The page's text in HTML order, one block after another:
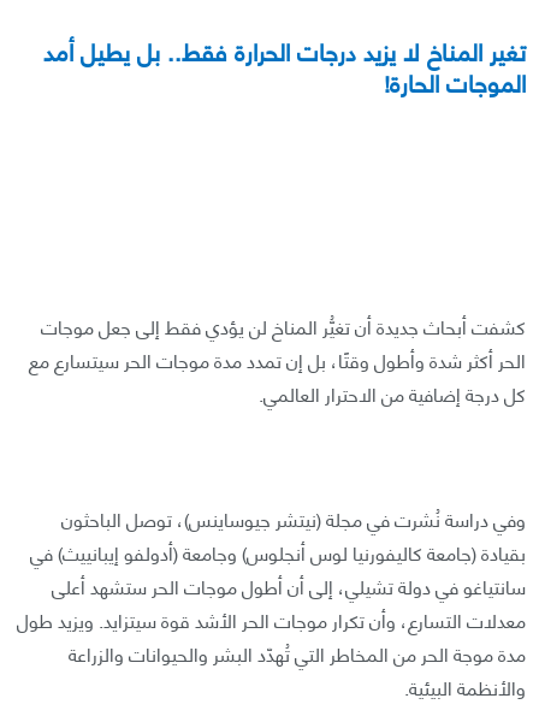
تغير المناخ لا يزيد درجات الحرارة فقط.. بل يطيل أمد
الموجات الحارة!
كشفت أبحاث جديدة أن تغيُّر المناخ لن يؤدي فقط إلى جعل موجات
الحر أكثر شدة وأطول وقتًا، بل إن تمدد مدة موجات الحر سيتسارع مع
كل درجة إضافية من الاحترار العالمي.
وفي دراسة نُشرت في مجلة (نيتشر جيوساينس)، توصل الباحثون
بقيادة (جامعة كاليفورنيا لوس أنجلوس) وجامعة (أدولفو إيبانييث) في
سانتياغو في دولة تشيلي، إلى أن أطول موجات الحر ستشهد أعلى
معدلات التسارع، وأن تكرار موجات الحر الأشد قوة سيتزايد. ويزيد طول
مدة موجة الحر من المخاطر التي تُهدّد البشر والحيوانات والزراعة
والأنظمة البيئية.